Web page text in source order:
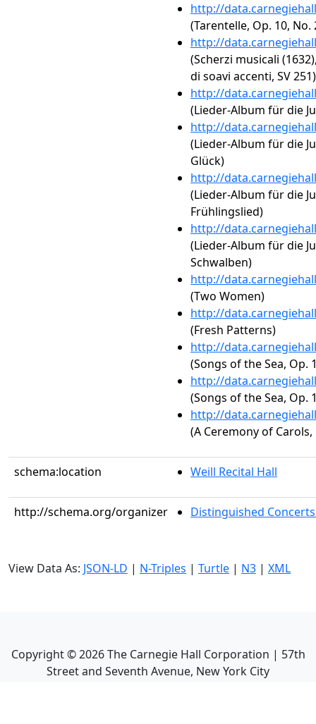
http://
(Tarentelle, Op. 10, No.
http://
(Scherzi musicali
di soavi accenti, SV 251)
http://
(Lieder-Album für die
http://
(Lieder-Album für die
Glück)
http://
(Lieder-Album für die
Frühlingslied)
http://
(Lieder-Album für die
Schwalben)
http://
(Two Women)
http://
(Fresh Patterns)
http://
(Songs of the Sea, Op.
http://
(Songs of the Sea, Op.
http://
(A Ceremony of
schema:location Weill Recital Hall
http://schema.org/organizer Distinguished
View Data As: JSON-LD | N-Triples | Turtle | N3 | XML
Copyright ©2026The Carnegie Hall Corporation | 57th
Street and Seventh Avenue, New York City